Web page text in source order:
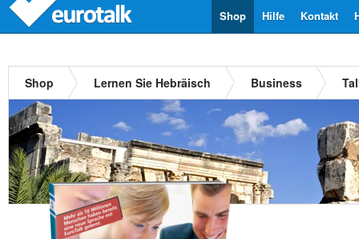
Kontakt
Hilfe
Shop
Shop Lernen Sie Hebräisch Business